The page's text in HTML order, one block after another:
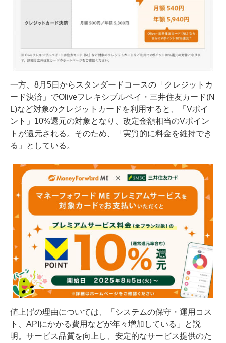
一方、8月5日からスタンダードコースの「クレジットカ
ード決済」でOliveフレキシブルペイ・三井住友カード(N
L)など対象のクレジットカードを利用すると、「Vポイ
ント」10%還元の対象となり、改定金額相当のVポイン
トが還元される。そのため、「実質的に料金を維持でき
る」としている。
値上げの理由については、「システムの保守・運用コス
ト、APIにかかる費用などが年々増加している」と説
明。サービス品質を向上し、安定的なサービス提供のた